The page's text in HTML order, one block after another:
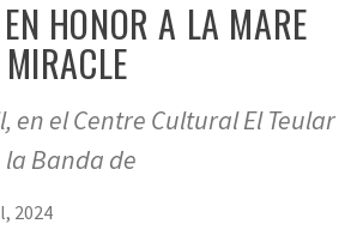
HONOR A LA MARE
en el Centre Cultural El Teular
Banda de
2024